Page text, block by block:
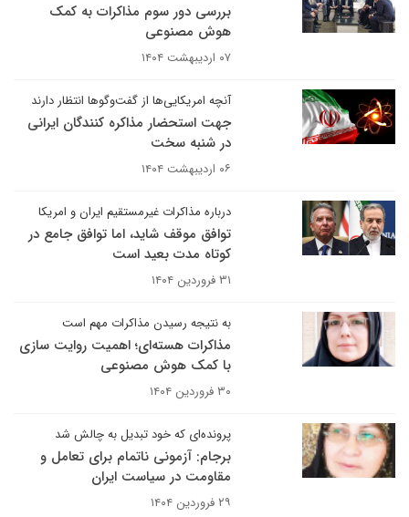
بررسی دور سوم مذاکرات به کمک
هوش مصنوعی
۰۷ اردیبهشت ۱۴۰۴
آنچه امریکایی‌ها از گفت‌وگوها انتظار دارند
جهت استحضار مذاکره کنندگان ایرانی
در شنبه سخت
۰۶ اردیبهشت ۱۴۰۴
درباره مذاکرات غیرمستقیم ایران و امریکا
توافق موقف شاید، اما توافق جامع در
کوتاه مدت بعید است
۳۱ فروردین ۱۴۰۴
به نتیجه رسیدن مذاکرات مهم است
مذاکرات هسته‌ای؛ اهمیت روایت سازی
با کمک هوش مصنوعی
۳۰ فروردین ۱۴۰۴
پرونده‌ای که خود تبدیل به چالش شد
برجام: آزمونی ناتمام برای تعامل و
مقاومت در سیاست ایران
۲۹ فروردین ۱۴۰۴